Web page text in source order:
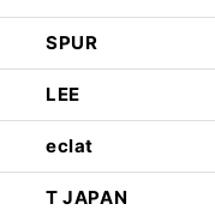
SPUR
LEE
eclat
T JAPAN